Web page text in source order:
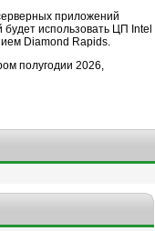
приложений
использовать ЦП Intel
Diamond Rapids.
полугодии 2026,